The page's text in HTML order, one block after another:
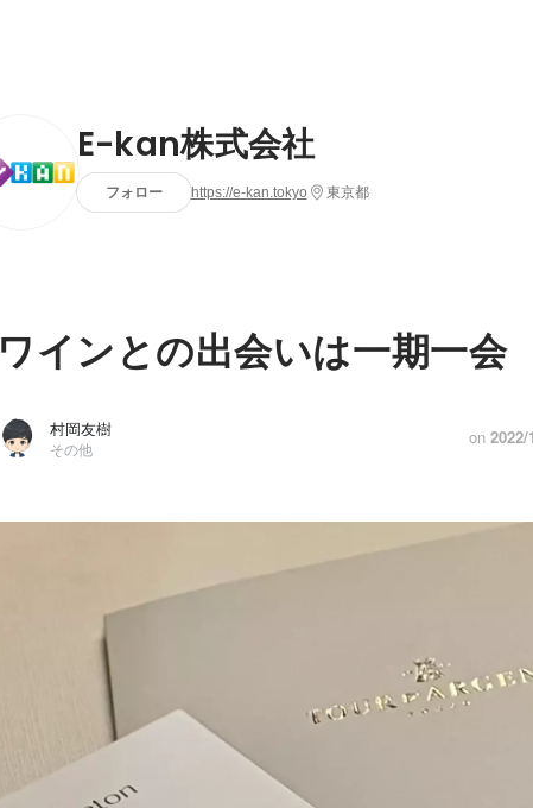
E-kan株式会社
フォロー https://e-kan.tokyo 東京都
ワインとの出会いは一期一会
村岡友樹
その他
on 2022/